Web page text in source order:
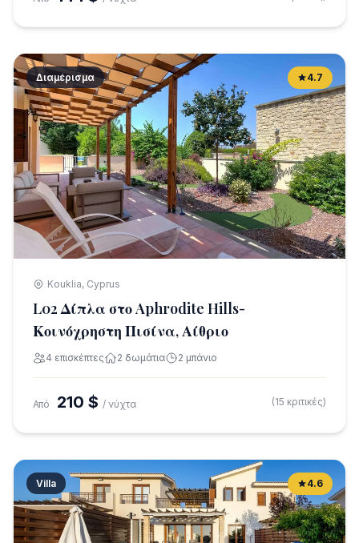
Διαμέρισμα 4.7
Kouklia, Cyprus
L02 Δίπλα στο Aphrodite Hills-
Κοινόχρηστη Πισίνα, Αίθριο
4 επισκέπτες 2 δωμάτια 2 μπάνιο
Από 210 $ / νύχτα (15 κριτικές)
Villa 4.6